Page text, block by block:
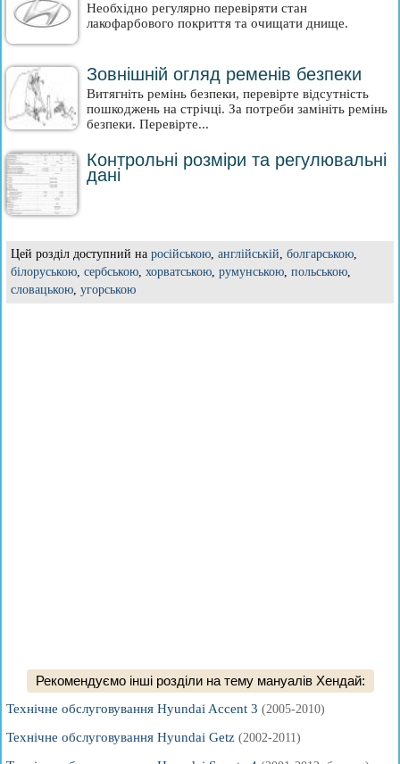
Необхідно регулярно перевіряти стан
лакофарбового покриття та очищати днище.
Зовнішній огляд ременів безпеки
Витягніть ремінь безпеки, перевірте відсутність
пошкоджень на стрічці. За потреби замініть ремінь
безпеки. Перевірте...
Контрольні розміри та регулювальні
дані
Цей розділ доступний на російською, англійській, болгарською,
білоруською, сербською, хорватською, румунською, польською,
словацькою, угорською
Рекомендуємо інші розділи на тему мануалів Хендай:
Технічне обслуговування Hyundai Accent 3 (2005-2010)
Технічне обслуговування Hyundai Getz (2002-2011)